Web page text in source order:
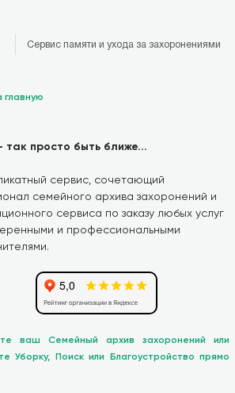
Сервис памяти и ухода за захоронениями
главную
- так просто быть ближе...
сервис, сочетающий
семейного архива захоронений и
сервиса по заказу любых услуг
и профессиональными
ваш Семейный архив захоронений или
Уборку, Поиск или Благоустройство прямо